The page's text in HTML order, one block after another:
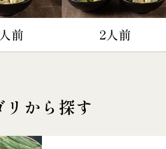
前 2人前
リから探す